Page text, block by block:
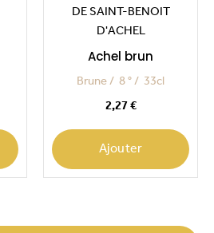
DE SAINT-BENOIT
D'ACHEL
Achel brun
Brune 8 ° 33cl
2,27 €
Ajouter